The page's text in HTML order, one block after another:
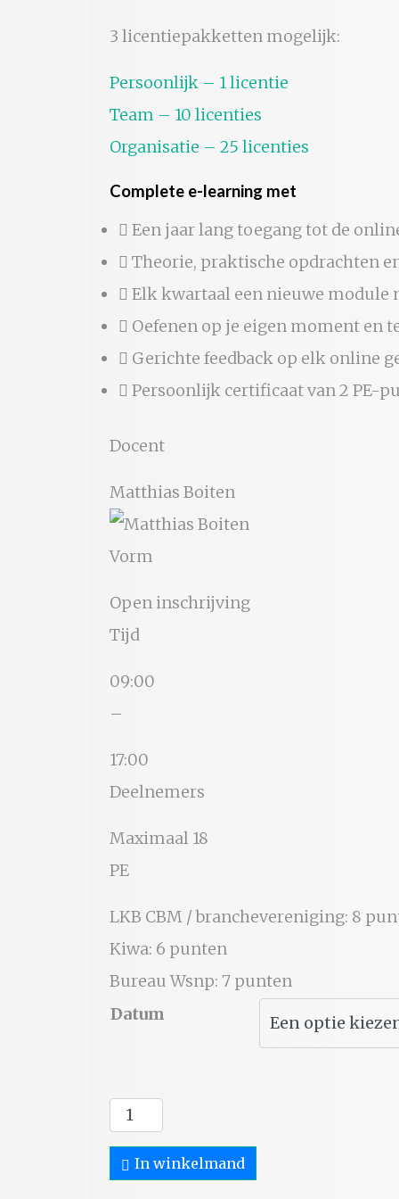
3 licentiepakketten mogelijk:
Persoonlijk – 1 licentie
Team – 10 licenties
Organisatie – 25 licenties
Complete e-learning met
Een jaar lang toegang tot de
Theorie, praktische opdrachten
Elk kwartaal een nieuwe module
Oefenen op je eigen moment en
Gerichte feedback op elk online
Persoonlijk certificaat van 2 PE-
Docent
Matthias Boiten
Vorm
Open inschrijving
Tijd
09:00
–
17:00
Deelnemers
Maximaal 18
PE
LKB CBM / branchevereniging: 8
Kiwa: 6 punten
Bureau Wsnp: 7 punten
Datum
Beschermingsbewind
en
de
In winkelmand